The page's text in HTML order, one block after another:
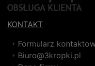
KONTAKT
Formularz
Biuro@3kropki.pl